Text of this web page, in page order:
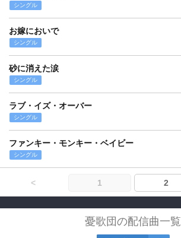
シングル
お嫁においで
シングル
砂に消えた涙
シングル
ラブ・イズ・オーバー
シングル
ファンキー・モンキー・ベイビー
シングル
< 1 2
憂歌団の配信曲一覧